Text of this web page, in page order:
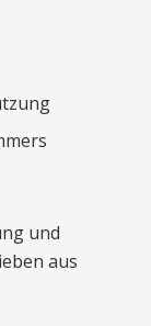
und
aus